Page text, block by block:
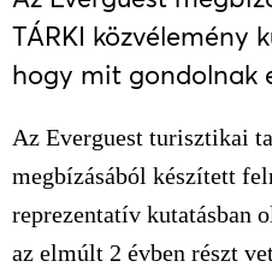
TÁRKI közvélemény
hogy mit gondolnak
Az Everguest turisztikai
megbízásából készített
reprezentatív kutatásban
az elmúlt 2 évben részt